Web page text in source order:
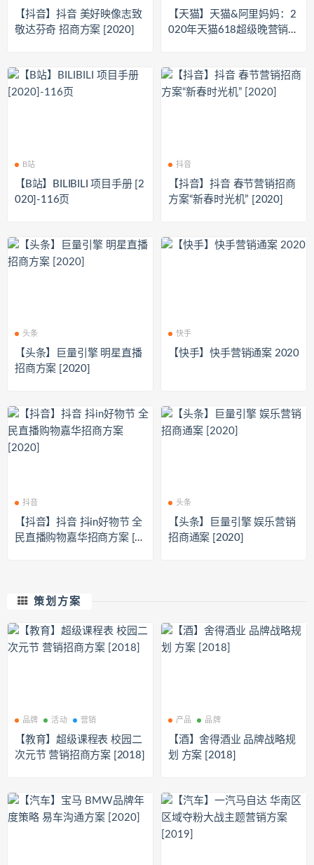
【抖音】抖音 美好映像志致
敬达芬奇 招商方案 [2020]
【天猫】天猫&阿里妈妈：2
020年天猫618超级晚营销方
B站
【B站】BILIBILI 项目手册 [2
020]-116页
抖音
【抖音】抖音 春节营销招商
方案“新春时光机” [2020]
头条
【头条】巨量引擎 明星直播
招商方案 [2020]
快手
【快手】快手营销通案 2020
抖音
【抖音】抖音 抖in好物节 全
民直播购物嘉华招商方案 [2
头条
【头条】巨量引擎 娱乐营销
招商通案 [2020]
策划方案
品牌 活动 营销
【教育】超级课程表 校园二
次元节 营销招商方案 [2018]
产品 品牌
【酒】舍得酒业 品牌战略规
划 方案 [2018]